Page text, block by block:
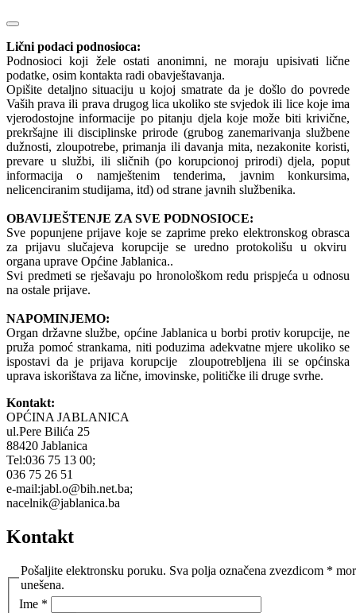
Lični podaci podnosioca:
Podnosioci koji žele ostati anonimni, ne moraju upisivati lične
podatke, osim kontakta radi obavještavanja.
Opišite detaljno situaciju u kojoj smatrate da je došlo do povrede
Vaših prava ili prava drugog lica ukoliko ste svjedok ili lice koje ima
vjerodostojne informacije po pitanju djela koje može biti krivične,
prekršajne ili disciplinske prirode (grubog zanemarivanja službene
dužnosti, zloupotrebe, primanja ili davanja mita, nezakonite koristi,
prevare u službi, ili sličnih (po korupcionoj prirodi) djela, poput
informacija o namještenim tenderima, javnim konkursima,
nelicenciranim studijama, itd) od strane javnih službenika.
OBAVIJEŠTENJE ZA SVE PODNOSIOCE:
Sve popunjene prijave koje se zaprime preko elektronskog obrasca
za prijavu slučajeva korupcije se uredno protokolišu u okviru
organa uprave Općine Jablanica..
Svi prеdmеti sе rјеšаvајu pо hrоnоlоškоm rеdu prispjeća u odnosu
na ostale prijave.
NAPOMINJEMO:
Organ državne službe, općine Jablanica u borbi protiv korupcije, ne
pruža pomoć strankama, niti poduzima adekvatne mjere ukoliko se
ispostavi da je prijava korupcije zloupotrebljena ili se općinska
uprava iskorištava za lične, imovinske, političke ili druge svrhe.
Kontakt:
OPĆINA JABLANICA
ul.Pere Bilića 25
88420 Jablanica
Tel:036 75 13 00;
036 75 26 51
e-mail:jabl.o@bih.net.ba;
nacelnik@jablanica.ba
Kontakt
Pošaljite elektronsku poruku. Sva polja označena zvezdicom *
unešena.
Ime *